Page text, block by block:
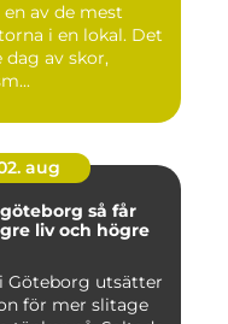
av de mest
i en lokal. Det
dag av skor,
aug
så får
liv och högre
Göteborg utsätter
för mer slitage